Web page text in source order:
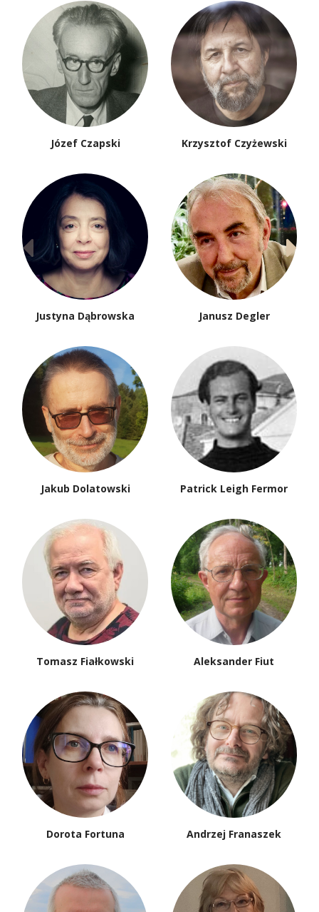
Józef Czapski Krzysztof Czyżewski
Justyna Dąbrowska Janusz Degler
Jakub Dolatowski Patrick Leigh Fermor
Tomasz Fiałkowski Aleksander Fiut
Dorota Fortuna Andrzej Franaszek